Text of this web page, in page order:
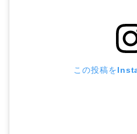
この投稿を